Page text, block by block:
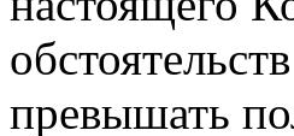
превышать